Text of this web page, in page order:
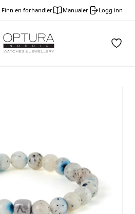
Finn en forhandler Manualer Logg inn